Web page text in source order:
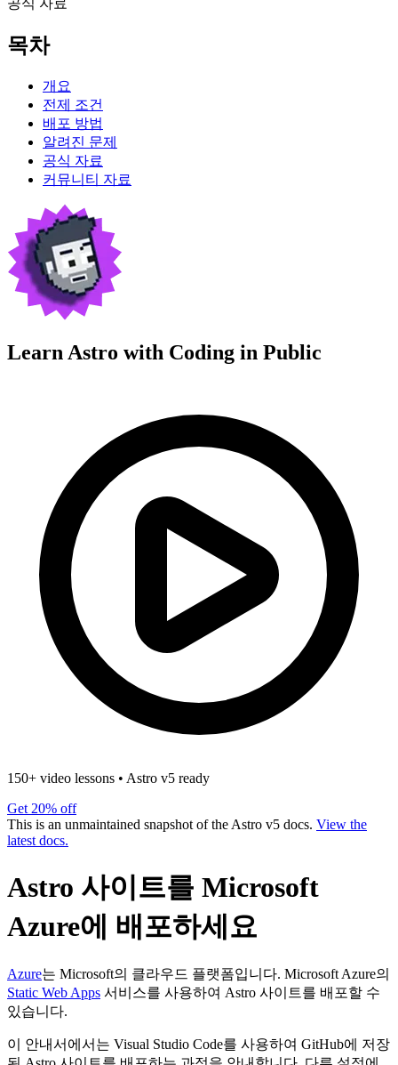
목차
개요
전제 조건
배포 방법
알려진 문제
공식 자료
커뮤니티 자료
Learn Astro with Coding in Public
150+ video lessons • Astro v5 ready
Get 20% off
This is an unmaintained snapshot of the Astro v5 docs. View the
latest docs.
Astro 사이트를 Microsoft
Azure에 배포하세요
Azure는 Microsoft의 클라우드 플랫폼입니다. Microsoft Azure의
Static Web Apps 서비스를 사용하여 Astro 사이트를 배포할 수
있습니다.
이 안내서에서는 Visual Studio Code를 사용하여 GitHub에 저장